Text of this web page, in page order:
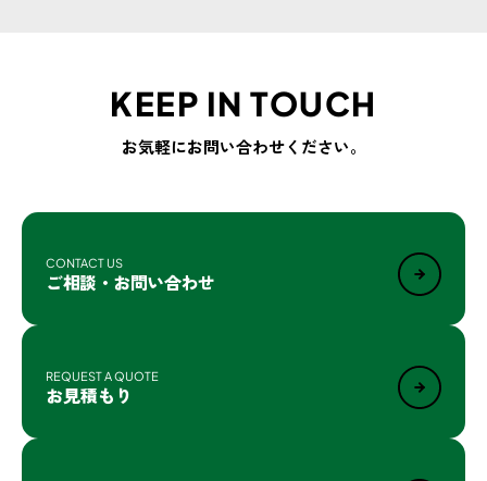
KEEP IN TOUCH
お気軽にお問い合わせください。
CONTACT US
ご相談・お問い合わせ
REQUEST A QUOTE
お見積もり